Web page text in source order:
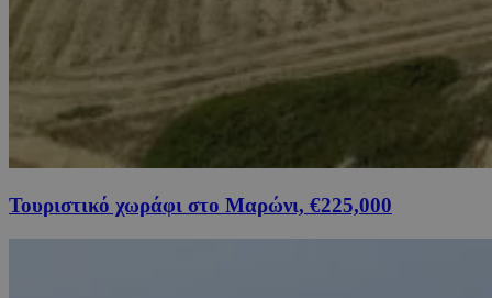
Τουριστικό χωράφι στο Μαρώνι, €225,000